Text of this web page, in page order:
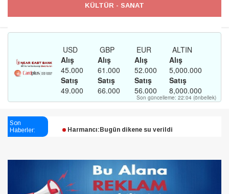
KÜLTÜR - SANAT
Son
Haberler:
Esendağlı:Adıyaman’daki süreç sona erdi, hukuk
Harmancı:Bugün dikene su verildi
Derneği:Vicdanlarınız tutsak, kalemleriniz esir